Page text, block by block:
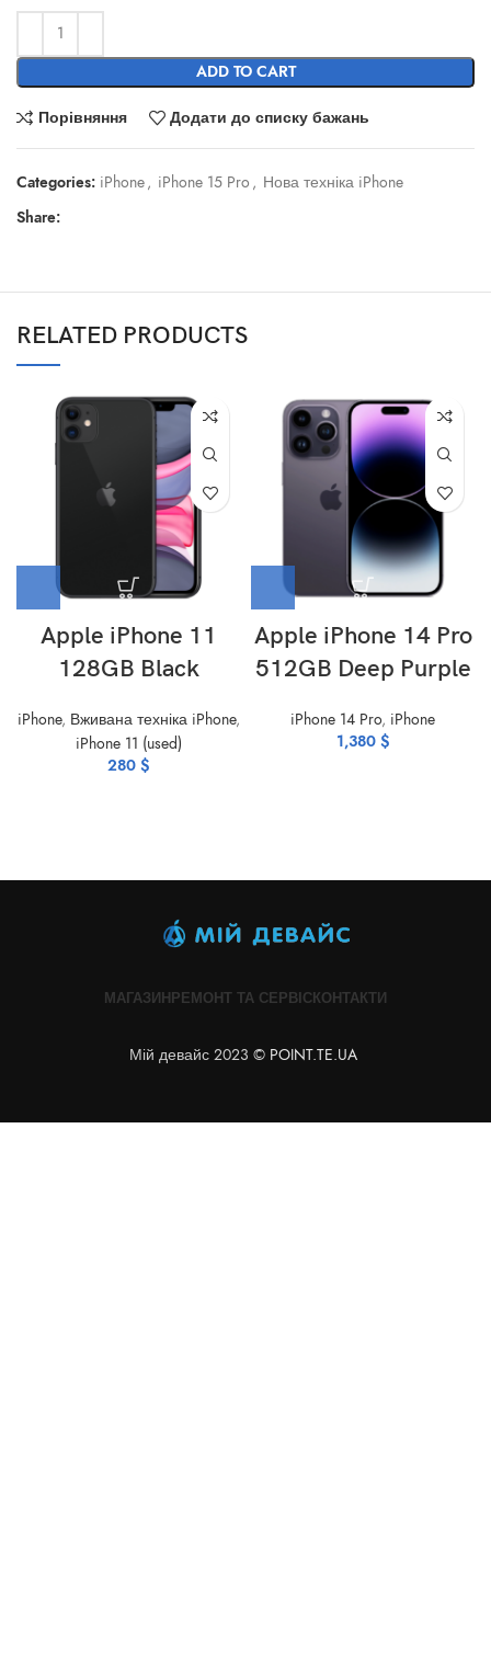
ADD TO CART
Порівняння Додати до списку бажань
Categories: iPhone, iPhone 15 Pro , Нова техніка iPhone
Share:
RELATED PRODUCTS
Apple iPhone 11
128GB Black
iPhone, Вживана техніка iPhone,
iPhone 11 (used)
280 $
Apple iPhone 14 Pro
512GB Deep Purple
iPhone 14 Pro, iPhone
1,380 $
МАГАЗИНРЕМОНТ ТА СЕРВІСКОНТАКТИ
Мій девайс 2023 © POINT.TE.UA